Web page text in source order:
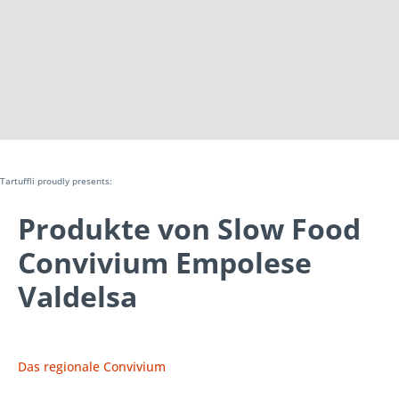
Tartuffli proudly presents:
Produkte von Slow Food
Convivium Empolese
Valdelsa
Das regionale Convivium